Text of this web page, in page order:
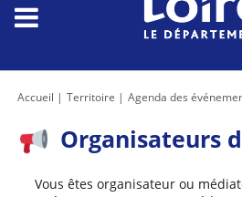
Accueil Territoire Agenda des
Organisateurs
Vous êtes organisateur ou